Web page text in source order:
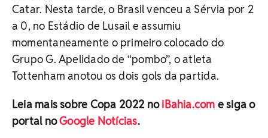
Catar. Nesta tarde, o Brasil venceu a Sérvia por 2
a 0, no Estádio de Lusail e assumiu
momentaneamente o primeiro colocado do
Grupo G. Apelidado de “pombo”, o atleta
Tottenham anotou os dois gols da partida.
Leia mais sobre Copa 2022 noiBahia.com e siga o
portal noGoogle Notícias.